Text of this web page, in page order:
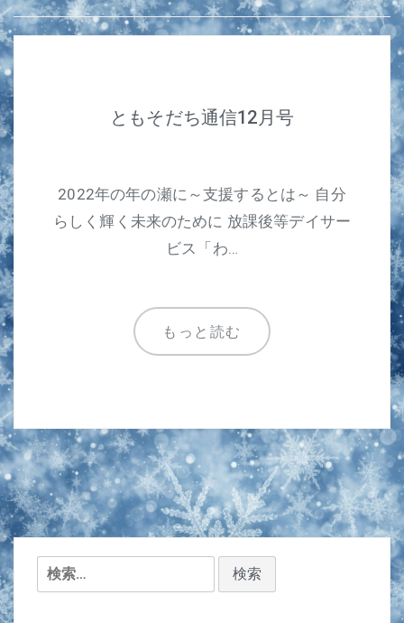
ともそだち通信12月号
2022年の年の瀬に～支援するとは～ 自分
らしく輝く未来のために 放課後等デイサー
ビス「わ…
もっと読む
検
索: